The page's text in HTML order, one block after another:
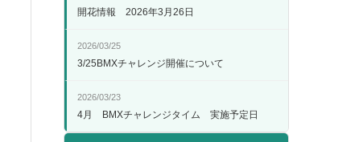
開花情報 2026年3月26日
2026/03/25
3/25BMXチャレンジ開催について
2026/03/23
4月 BMXチャレンジタイム 実施予定日